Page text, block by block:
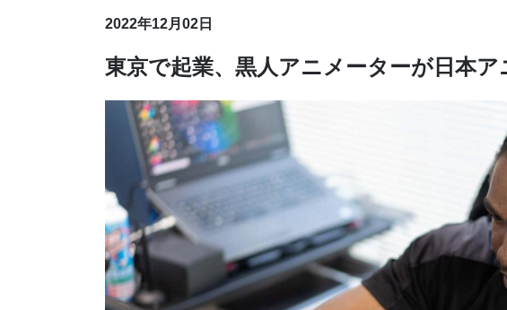
2022年12月02日
東京で起業、黒人アニメーターが日本